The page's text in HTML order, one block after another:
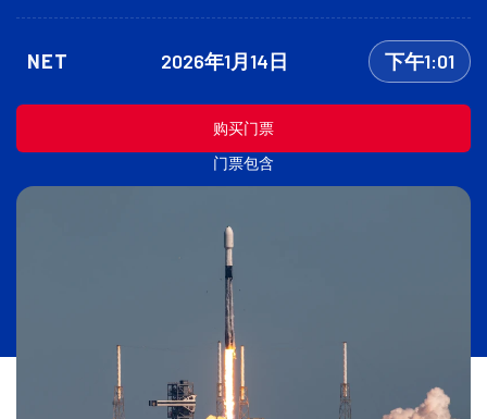
NET 2026年1月14日 下午1:01
购买门票
门票包含